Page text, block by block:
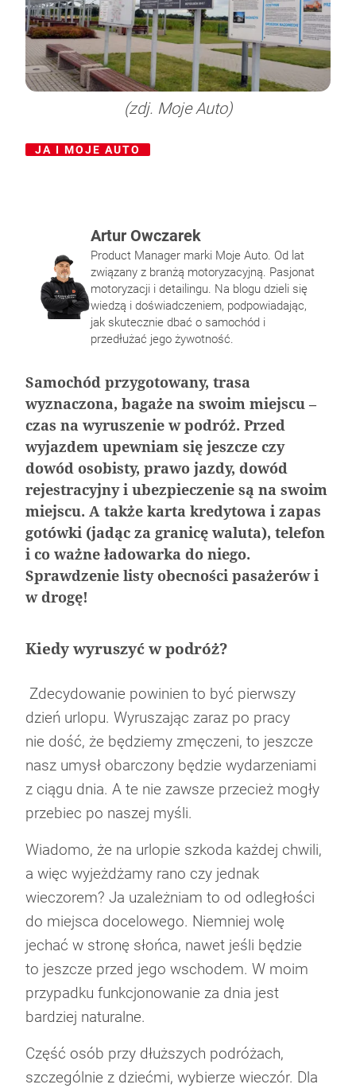
Pałeczki gąbkowe – do czego służą i jak ich
używać?
Nagrzane wnętrze samochodu – 5 porad jak
sobie poradzić?
Norma emisji spalin – jakie są obecne
normy Unii europejskiej?
Aerodynamika samochodu w projektowaniu
pojazdów sportowych
Warszawie. Co to oznacza?
Na czym polega napełnianie klimatyzacji
samochodowej?
Klejenie szyb samochodowych – na czym
polega?
samochodzie?
Felgi i opony – jak utrzymać ich dobrą
kondycję?
Jak dbać o wnętrze samochodu zimą
Bezpieczna jazda zimą okiem Rajdowego
(zdj. Moje Auto)
JA I MOJE AUTO
Artur Owczarek
Product Manager marki Moje Auto. Od lat
związany z branżą motoryzacyjną. Pasjonat
motoryzacji i detailingu. Na blogu dzieli się
wiedzą i doświadczeniem, podpowiadając,
jak skutecznie dbać o samochód i
przedłużać jego żywotność.
Samochód przygotowany, trasa
wyznaczona, bagaże na swoim miejscu –
czas na wyruszenie w podróż. Przed
wyjazdem upewniam się jeszcze czy
dowód osobisty, prawo jazdy, dowód
rejestracyjny i ubezpieczenie są na swoim
miejscu. A także karta kredytowa i zapas
gotówki (jadąc za granicę waluta), telefon
i co ważne ładowarka do niego.
Sprawdzenie listy obecności pasażerów i
w drogę!
Kiedy wyruszyć w podróż?
Zdecydowanie powinien to być pierwszy
dzień urlopu. Wyruszając zaraz po pracy
nie dość, że będziemy zmęczeni, to jeszcze
nasz umysł obarczony będzie wydarzeniami
z ciągu dnia. A te nie zawsze przecież mogły
przebiec po naszej myśli.
Wiadomo, że na urlopie szkoda każdej chwili,
a więc wyjeżdżamy rano czy jednak
wieczorem? Ja uzależniam to od odległości
do miejsca docelowego. Niemniej wolę
jechać w stronę słońca, nawet jeśli będzie
to jeszcze przed jego wschodem. W moim
przypadku funkcjonowanie za dnia jest
bardziej naturalne.
Część osób przy dłuższych podróżach,
szczególnie z dziećmi, wybierze wieczór. Dla